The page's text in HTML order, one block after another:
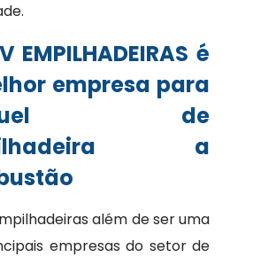
EMPILHADEIRAS é
empresa para
de
a
além de ser uma
empresas do setor de